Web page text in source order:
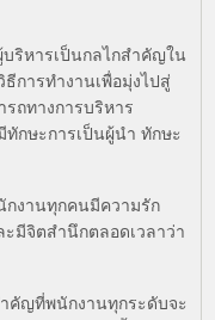
ริหารเป็นกลไกสำคัญใน
การทำงานเพื่อมุ่งไปสู่
ถทางการบริหาร
กษะการเป็นผู้นำ ทักษะ
กงานทุกคนมีความรัก
มีจิตสำนึกตลอดเวลาว่า
ำคัญที่พนักงานทุกระดับจะ